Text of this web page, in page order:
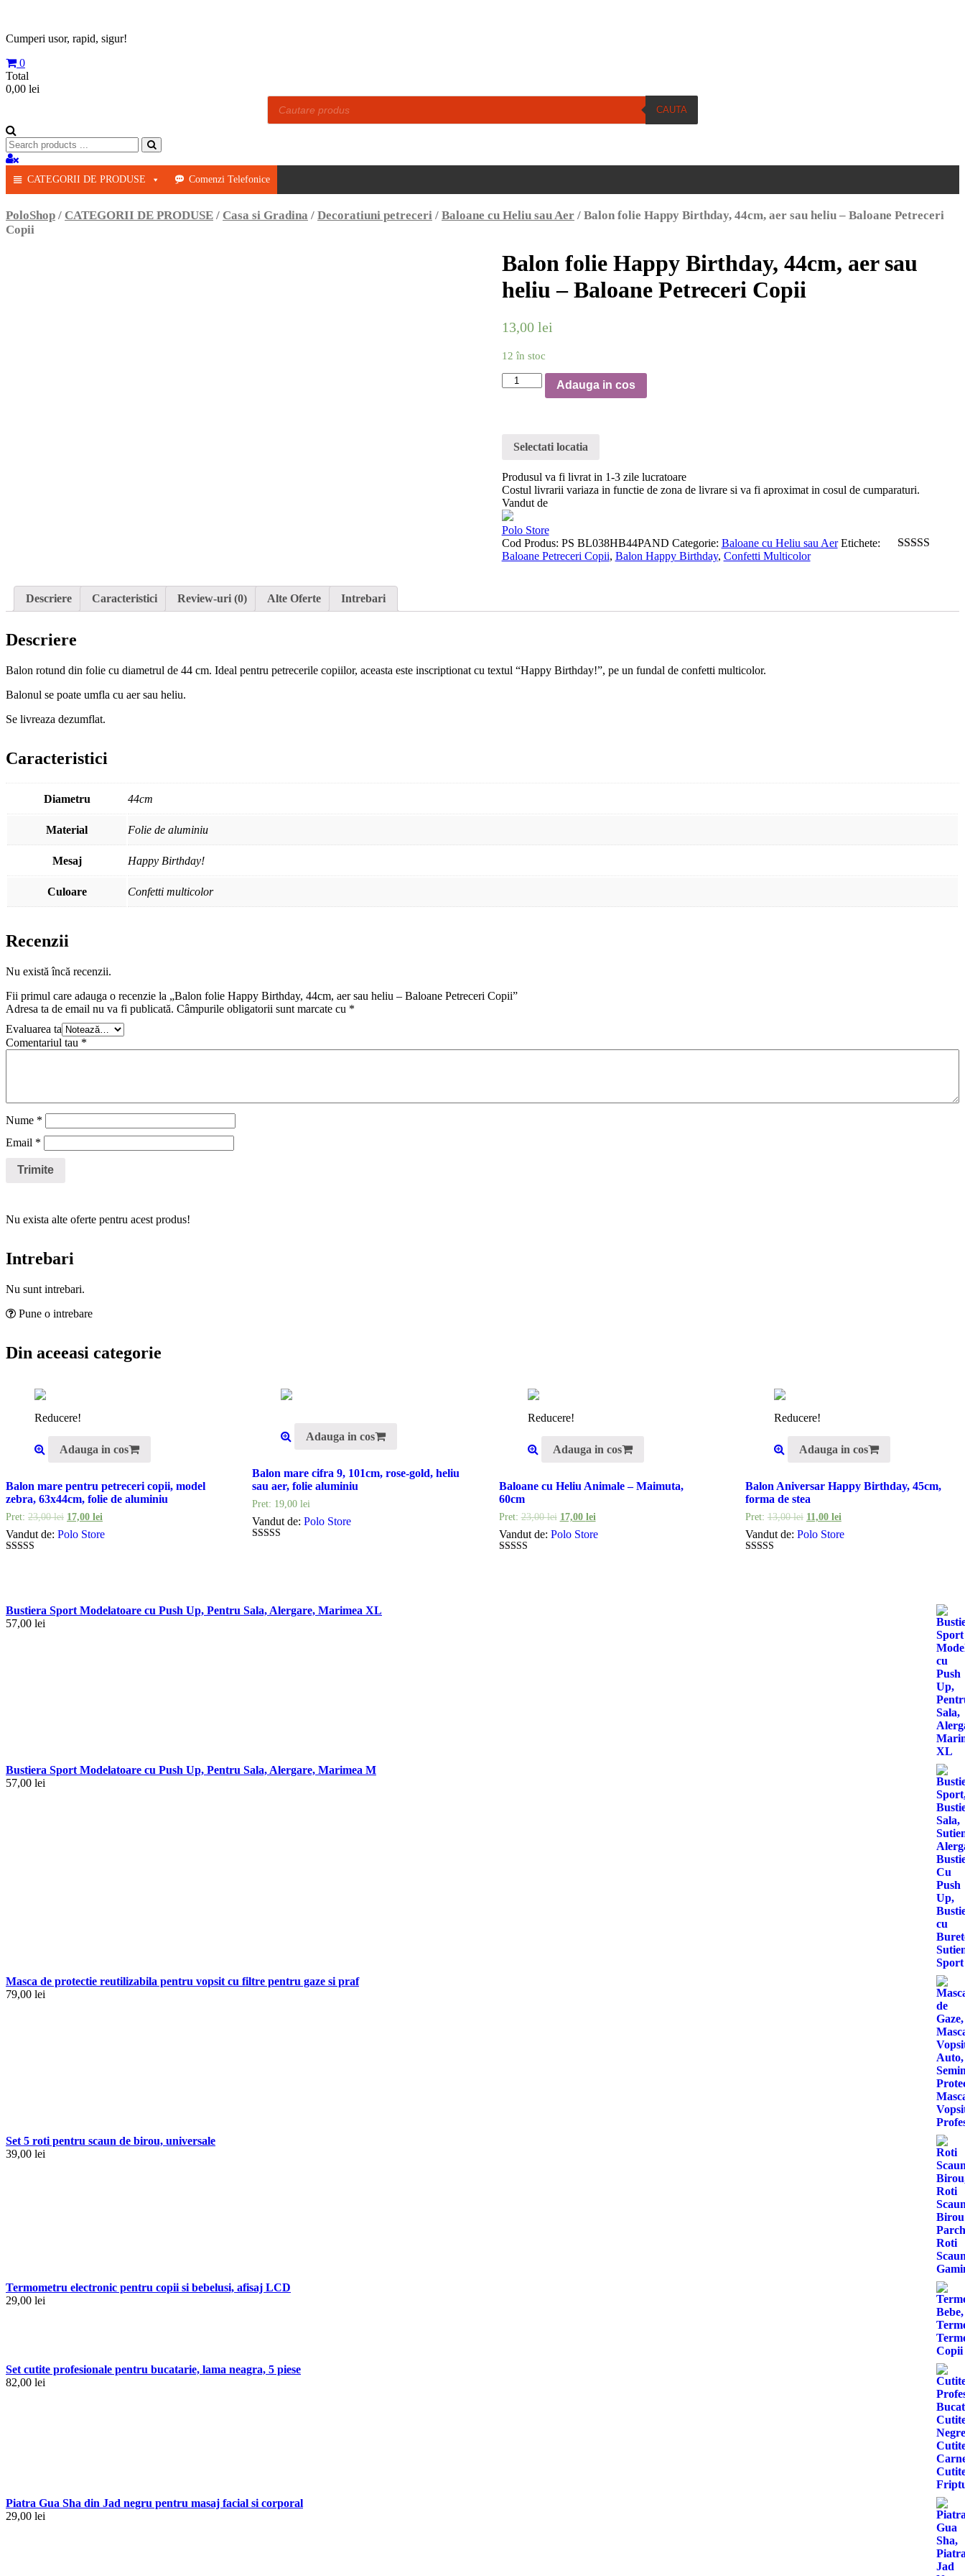
content
Cumperi usor, rapid, sigur!
0
Total
0,00 lei
Products
search
CAUTA
Search
for:
CATEGORII DE PRODUSE Comenzi Telefonice
PoloShop / CATEGORII DE PRODUSE / Casa si Gradina / Decoratiuni petreceri / Baloane cu Heliu sau Aer / Balon folie Happy Birthday, 44cm, aer sau heliu – Baloane Petreceri
Copii
Balon folie Happy Birthday, 44cm, aer sau
heliu – Baloane Petreceri Copii
13,00 lei
12 în stoc
Cantitate
Adauga in cos
Selectati locatia
Produsul va fi livrat in 1-3 zile lucratoare
Costul livrarii variaza in functie de zona de livrare si va fi aproximat in cosul de cumparaturi.
Vandut de
Polo Store
Cod Produs: PS BL038HB44PAND Categorie: Baloane cu Heliu sau Aer Etichete:
Baloane Petreceri Copii, Balon Happy Birthday, Confetti Multicolor
Descriere Caracteristici Review-uri (0) Alte Oferte Intrebari
Descriere
Balon rotund din folie cu diametrul de 44 cm. Ideal pentru petrecerile copiilor, aceasta este inscriptionat cu textul “Happy Birthday!”, pe un fundal de confetti multicolor.
Balonul se poate umfla cu aer sau heliu.
Se livreaza dezumflat.
Caracteristici
Diametru 44cm
Material Folie de aluminiu
Mesaj Happy Birthday!
Culoare Confetti multicolor
Recenzii
Nu există încă recenzii.
Fii primul care adauga o recenzie la „Balon folie Happy Birthday, 44cm, aer sau heliu – Baloane Petreceri Copii”
Adresa ta de email nu va fi publicată. Câmpurile obligatorii sunt marcate cu *
Evaluarea ta
Comentariul tau *
Nume *
Email *
Nu exista alte oferte pentru acest produs!
Intrebari
Nu sunt intrebari.
Pune o intrebare
Din aceeasi categorie
Reducere!
Adauga in cos
Balon mare pentru petreceri copii, model
zebra, 63x44cm, folie de aluminiu
Pret: 23,00lei 17,00 lei
Vandut de: Polo Store
Adauga in cos
Balon mare cifra 9, 101cm, rose-gold, heliu
sau aer, folie aluminiu
Pret: 19,00lei
Vandut de:Polo Store
Reducere!
Adauga in cos
Baloane cu Heliu Animale – Maimuta,
60cm
Pret:23,00lei 17,00 lei
Vandut de: Polo Store
Reducere!
Adauga in cos
Balon Aniversar Happy Birthday, 45cm,
forma de stea
Pret: 13,00lei 11,00 lei
Vandut de: Polo Store
Bustiera Sport Modelatoare cu Push Up, Pentru Sala, Alergare, Marimea XL
57,00 lei
Bustiera Sport Modelatoare cu Push Up, Pentru Sala, Alergare, Marimea M
57,00 lei
Masca de protectie reutilizabila pentru vopsit cu filtre pentru gaze si praf
79,00 lei
Set 5 roti pentru scaun de birou, universale
39,00 lei
Termometru electronic pentru copii si bebelusi, afisaj LCD
29,00 lei
Set cutite profesionale pentru bucatarie, lama neagra, 5 piese
82,00 lei
Piatra Gua Sha din Jad negru pentru masaj facial si corporal
29,00 lei